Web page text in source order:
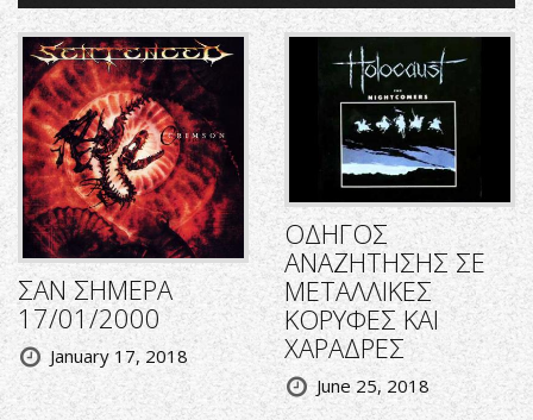
ΣΑΝ ΣΗΜΕΡΑ
17/01/2000
January 17, 2018
ΟΔΗΓΟΣ
ΑΝΑΖΗΤΗΣΗΣ ΣΕ
ΜΕΤΑΛΛΙΚΕΣ
ΚΟΡΥΦΕΣ ΚΑΙ
ΧΑΡΑΔΡΕΣ
June 25, 2018